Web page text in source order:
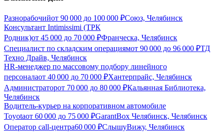
Разнорабочийот 90 000 до 100 000 ₽Союз, Челябинск
Консультант Intimissimi (ТРК
Родник)от 45 000 до 70 000 ₽Франческа, Челябинск
Специалист по складским операциямот 90 000 до 96 000 ₽ТД
Техно Драйв, Челябинск
HR-менеджер по массовому подбору линейного
персоналаот 40 000 до 70 000 ₽Хантерпрайс, Челябинск
Администраторот 70 000 до 80 000 ₽Кальянная Библиотека,
Челябинск
Водитель-курьер на корпоративном автомобиле
Toyotaот 60 000 до 75 000 ₽GarantBox Челябинск, Челябинск
Оператор call-центра60 000 ₽СлышуВижу, Челябинск